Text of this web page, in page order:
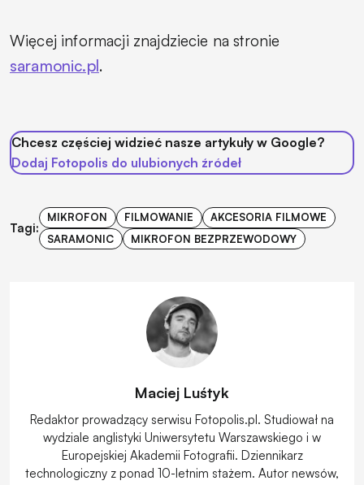
Więcej informacji znajdziecie na stronie
saramonic.pl.
Chcesz częściej widzieć nasze artykuły w Google?
Dodaj Fotopolis do ulubionych źródeł
Tagi:
MIKROFON FILMOWANIE
AKCESORIA FILMOWE
SARAMONIC
MIKROFON BEZPRZEWODOWY
Maciej Luśtyk
Redaktor prowadzący serwisu Fotopolis.pl. Studiował na
wydziale anglistyki Uniwersytetu Warszawskiego i w
Europejskiej Akademii Fotografii. Dziennikarz
technologiczny z ponad 10-letnim stażem. Autor newsów,